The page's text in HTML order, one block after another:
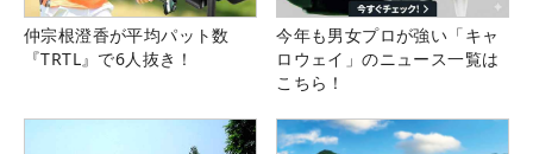
仲宗根澄香が平均パット数
『TRTL』で6人抜き！
今年も男女プロが強い「キャ
ロウェイ」のニュース一覧は
こちら！